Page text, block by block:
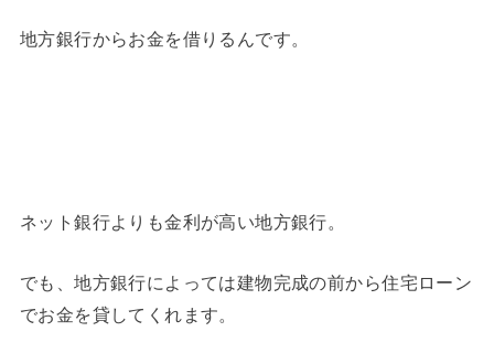
地方銀行からお金を借りるんです。
ネット銀行よりも金利が高い地方銀行。
でも、地方銀行によっては建物完成の前から住宅ローン
でお金を貸してくれます。